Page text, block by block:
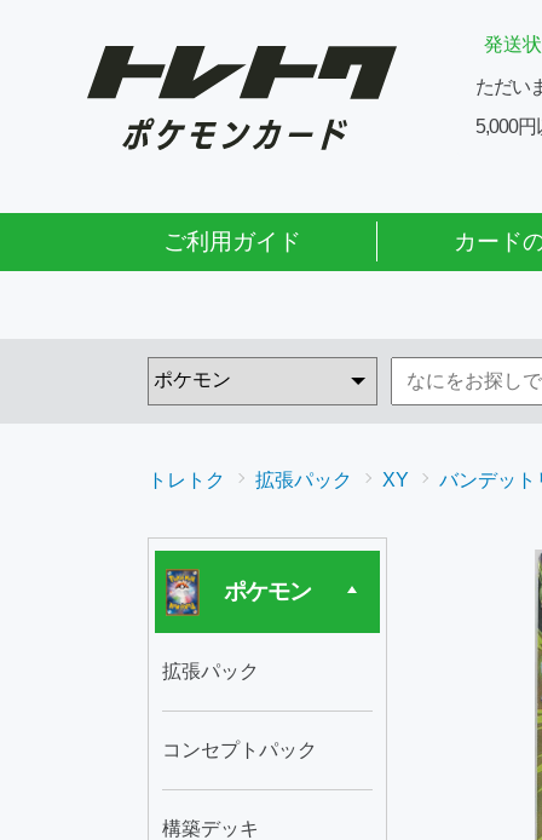
発送
ただい
5,000
ご利用ガイド カード
トレトク 拡張パック XY バンデット
ポケモン
拡張パック
コンセプトパック
構築デッキ